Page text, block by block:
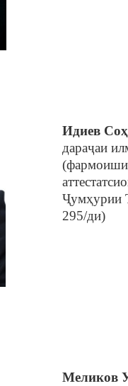
Идиев
дараҷаи
Ҷумҳурии
295/ди)
Меликов